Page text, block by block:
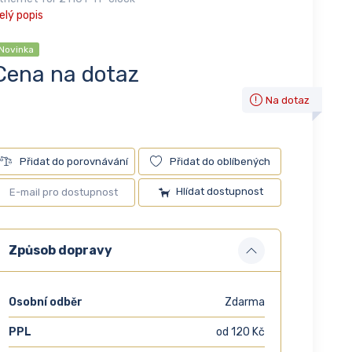
popis
na dotaz
Na dotaz
Přidat do porovnávání Přidat do oblíbených
Hlídat dostupnost
Způsob dopravy
Osobní odběr Zdarma
PPL od 120 Kč